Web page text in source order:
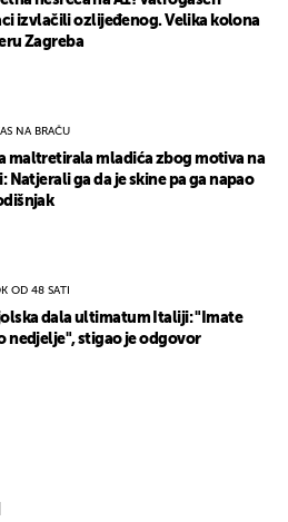
izvlačili ozlijeđenog. Velika kolona
Zagreba
NA BRAČU
maltretirala mladića zbog motiva na
Natjerali ga da je skine pa ga napao
OD 48 SATI
dala ultimatum Italiji: "Imate
nedjelje", stigao je odgovor
NOTIFIKACIJE